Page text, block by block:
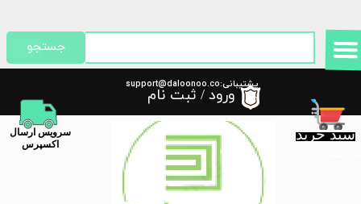
پشتیبانی:support@daloonoo.co
m
سبد خرید
​سرویس ارسال
اکسپرس
جستجو
ورود / ثبت نام
حساب کاربری من
تغییر گذر واژه
سفارشات
خروج از حساب کاربری